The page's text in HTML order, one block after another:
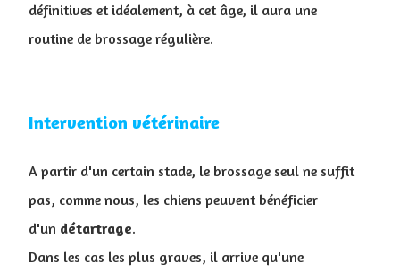
définitives et idéalement, à cet âge, il aura une
routine de brossage régulière.
Intervention vétérinaire
A partir d'un certain stade, le brossage seul ne suffit
pas, comme nous, les chiens peuvent bénéficier
d'un détartrage.
Dans les cas les plus graves, il arrive qu'une